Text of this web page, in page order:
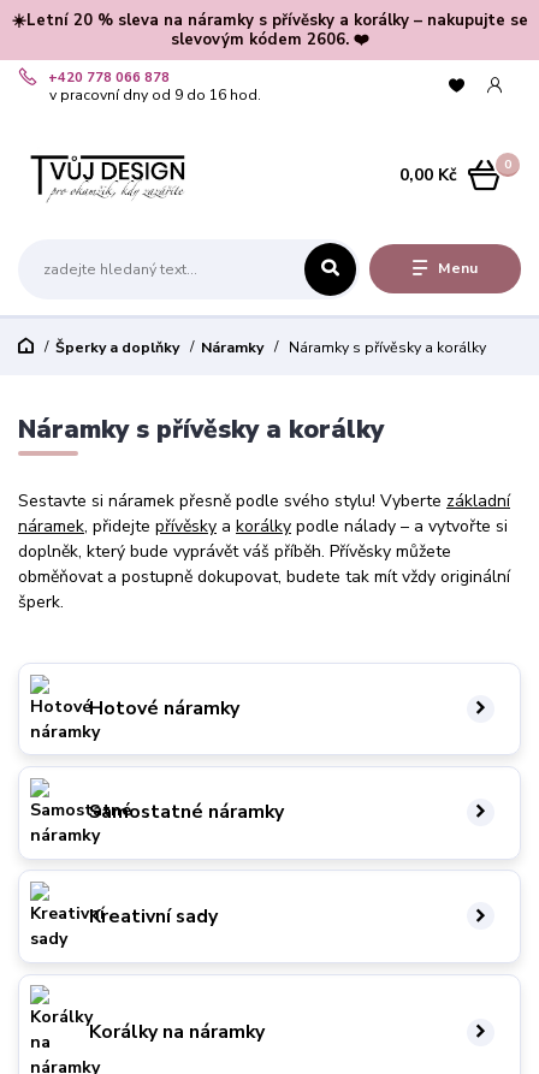
☀️Letní 20 % sleva na náramky s přívěsky a korálky – nakupujte se
slevovým kódem 2606. ❤️
Menu
+420 778 066 878
v pracovní dny od 9 do 16 hod.
0
0,00 Kč
Šperky a doplňky Náramky Náramky s přívěsky a korálky
Náramky s přívěsky a korálky
Sestavte si náramek přesně podle svého stylu! Vyberte základní
náramek, přidejte přívěsky a korálky podle nálady – a vytvořte si
doplněk, který bude vyprávět váš příběh. Přívěsky můžete
obměňovat a postupně dokupovat, budete tak mít vždy originální
šperk.
Hotové náramky
Samostatné náramky
Kreativní sady
Korálky na náramky